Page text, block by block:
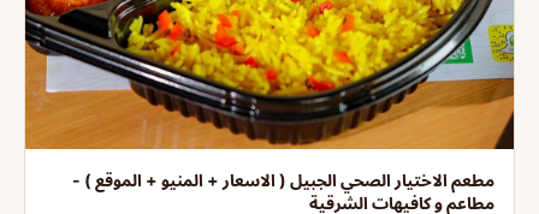
مطعم الاختيار الصحي الجبيل ( الاسعار + المنيو + الموقع ) -
مطاعم و كافيهات الشرقية